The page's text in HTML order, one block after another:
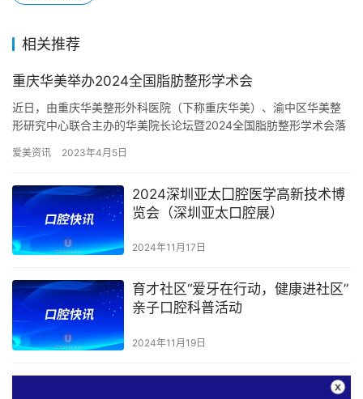
相关推荐
重庆华美举办2024全国脂肪整形学术会
近日，由重庆华美整形外科医院（下称重庆华美）、渝中区华美整
形研究中心联合主办的华美院长论坛暨2024全国脂肪整形学术会落
验…
爱美资讯 2023年4月5日
2024深圳亚太囗腔医学高新技术博
览会（深圳亚太口腔展）
2024年11月17日
育才社区“爱牙在行动，健康进社区”
亲子口腔科普活动
2024年11月19日